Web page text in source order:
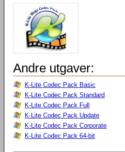
Andre utgaver:
K-Lite Codec Pack Basic
K-Lite Codec Pack Standard
K-Lite Codec Pack Full
K-Lite Codec Pack Update
K-Lite Codec Pack Corporate
K-Lite Codec Pack 64-bit